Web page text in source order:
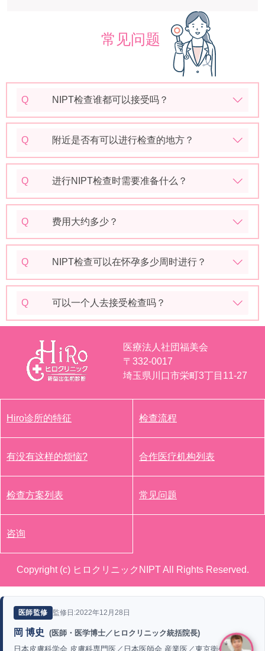
常见问题
Q NIPT检查谁都可以接受吗？
Q 附近是否有可以进行检查的地方？
Q 进行NIPT检查时需要准备什么？
Q 费用大约多少？
Q NIPT检查可以在怀孕多少周时进行？
Q 可以一个人去接受检查吗？
医療法人社団福美会
〒332-0017
埼玉県川口市栄町3丁目11-27
Hiro诊所的特征 检查流程
有没有这样的烦恼? 合作医疗机构列表
检查方案列表 常见问题
咨询
Copyright (c) ヒロクリニックNIPT All Rights Reserved.
医師監修 監修日:2022年12月28日
岡 博史
(医師・医学博士／ヒロクリニック統括院長)
日本皮膚科学会 皮膚科専門医／日本医師会 産業医／東京衛生検査所